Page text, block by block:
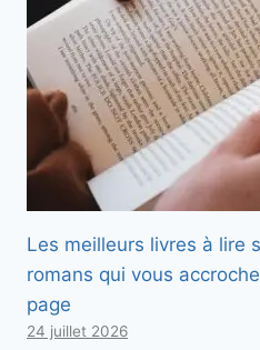
Les meilleurs livres à lire
romans qui vous
page
24 juillet 2026